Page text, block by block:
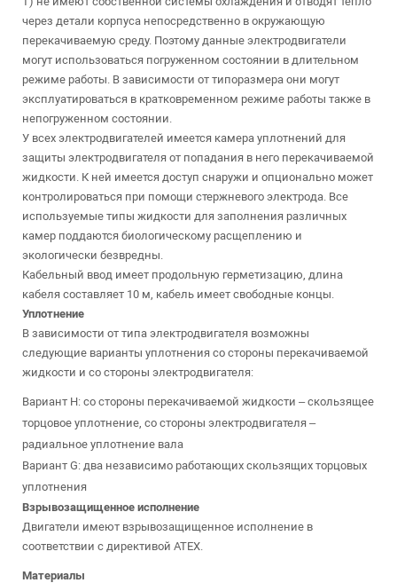
через детали корпуса непосредственно в окружающую
перекачиваемую среду. Поэтому данные электродвигатели
могут использоваться погруженном состоянии в длительном
режиме работы. В зависимости от типоразмера они могут
эксплуатироваться в кратковременном режиме работы также в
непогруженном состоянии.
У всех электродвигателей имеется камера уплотнений для
защиты электродвигателя от попадания в него перекачиваемой
жидкости. К ней имеется доступ снаружи и опционально может
контролироваться при помощи стержневого электрода. Все
используемые типы жидкости для заполнения различных
камер поддаются биологическому расщеплению и
экологически безвредны.
Кабельный ввод имеет продольную герметизацию, длина
кабеля составляет 10 м, кабель имеет свободные концы.
Уплотнение
В зависимости от типа электродвигателя возможны
следующие варианты уплотнения со стороны перекачиваемой
жидкости и со стороны электродвигателя:
Вариант H: со стороны перекачиваемой жидкости – скользящее
торцовое уплотнение, со стороны электродвигателя –
радиальное уплотнение вала
Вариант G: два независимо работающих скользящих торцовых
уплотнения
Взрывозащищенное исполнение
Двигатели имеют взрывозащищенное исполнение в
соответствии с директивой ATEX.
Материалы